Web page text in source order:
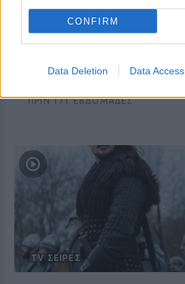
CONFIRM
Data Deletion Data Access
πάντα τη διάθεση
ΠΡΙΝ 171 ΕΒΔΟΜΆΔΕΣ
TV ΣΕΙΡΈΣ